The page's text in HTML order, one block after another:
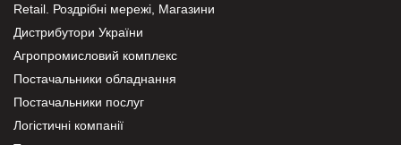
Retail. Роздрібні мережі, Магазини
Дистрибутори України
Агропромисловий комплекс
Постачальники обладнання
Постачальники послуг
Логістичні компанії